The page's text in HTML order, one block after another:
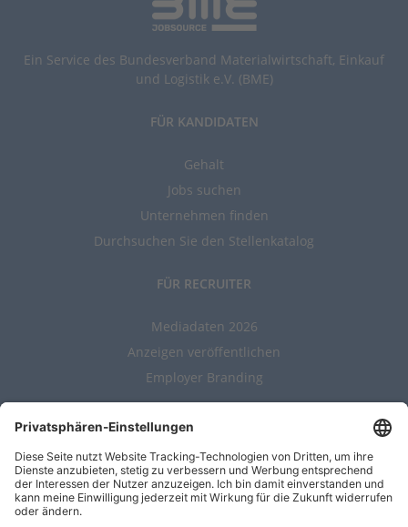
Ein Service des Bundesverband Materialwirtschaft, Einkauf
und Logistik e.V. (BME)
FÜR KANDIDATEN
Gehalt
Jobs suchen
Unternehmen finden
Durchsuchen Sie den Stellenkatalog
FÜR RECRUITER
Mediadaten 2026
Anzeigen veröffentlichen
Employer Branding
ALLGEMEIN
Kontakt
AGBs